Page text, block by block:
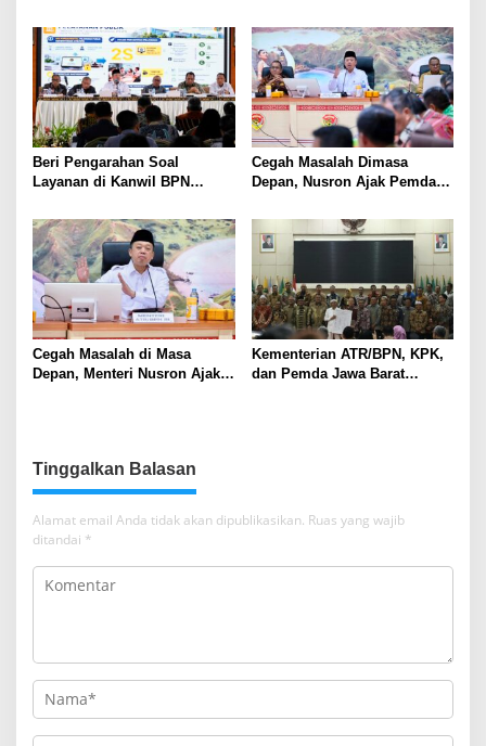
Terjadwal
Warga Sekitar Tambang
Beri Pengarahan Soal
Layanan di Kanwil BPN
Nusron: Gunakan Sudut
Pandang Masyarakat
Cegah Masalah Dimasa
Depan, Nusron Ajak Pemda
Rumah Ibadah di NTT
Cegah Masalah di Masa
Depan, Menteri Nusron Ajak
Kementerian ATR/BPN, KPK,
dan Pemda Jawa Barat
Tinggalkan Balasan
Alamat email Anda tidak akan dipublikasikan. Ruas yang wajib
ditandai *